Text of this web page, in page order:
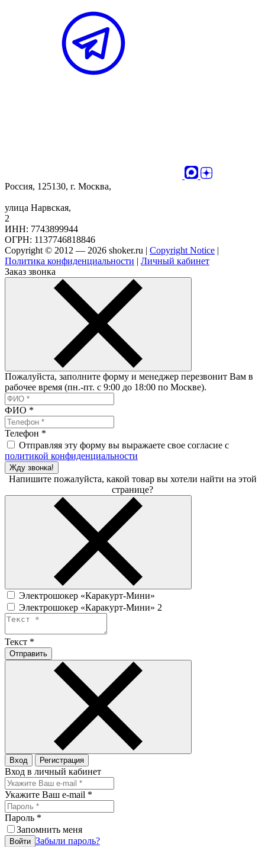
Россия, 125130, г. Москва,
улица Нарвская,
2
ИНН: 7743899944
ОГРН: 1137746818846
Copyright © 2012 — 2026 shoker.ru | Copyright Notice |
Политика конфиденциальности | Личный кабинет
Заказ звонка
Пожалуйста, заполните форму и менеджер перезвонит Вам в
рабочее время (пн.-пт. с 9:00 до 18:00 по Москве).
ФИО *
Телефон *
Отправляя эту форму вы выражаете свое согласие с
политикой конфиденциальности
Жду звонка!
Напишите пожалуйста, какой товар вы хотели найти на этой
странице?
Электрошокер «Каракурт-Мини»
Электрошокер «Каракурт-Мини» 2
Текст *
Отправить
Вход Регистрация
Вход в личный кабинет
Укажите Ваш e-mail *
Пароль *
Запомнить меня
Войти Забыли пароль?